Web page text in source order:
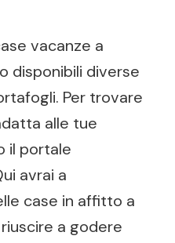
vacanze a
disponibili diverse
Per trovare
alle tue
il portale
avrai a
case in affitto a
a godere